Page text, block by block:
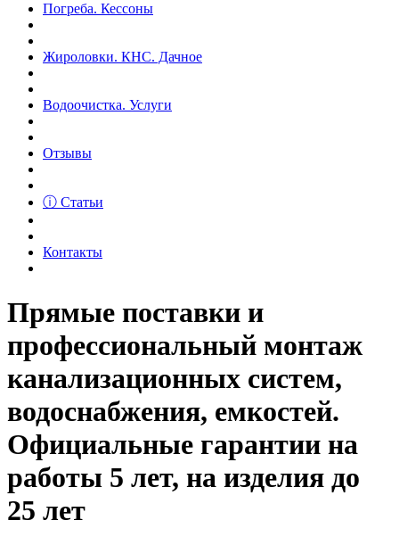
Погреба. Кессоны
Жироловки. КНС. Дачное
Водоочистка. Услуги
Отзывы
ⓘ Статьи
Контакты
Прямые поставки и
профессиональный монтаж
канализационных систем,
водоснабжения, емкостей.
Официальные гарантии на
работы 5 лет, на изделия до
25 лет